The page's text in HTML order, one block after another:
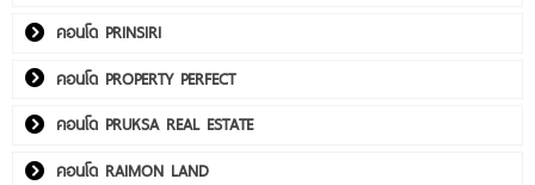
คอนโด PRINSIRI
คอนโด PROPERTY PERFECT
คอนโด PRUKSA REAL ESTATE
คอนโด RAIMON LAND